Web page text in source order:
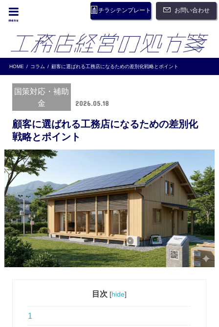
チラシテンプレート お問い合わせ
menu
HOME コラム 顧客に選ばれる工務店になるための差別化戦略とポイント
国策対応・補助
金
2026.05.18
顧客に選ばれる工務店になるための差別化
戦略とポイント
目次 [hide]
1